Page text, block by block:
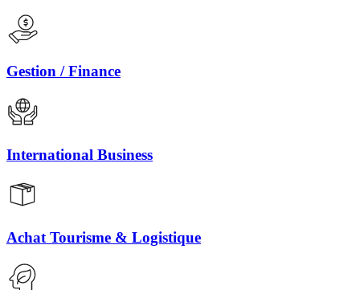
Gestion / Finance
International Business
Achat Tourisme & Logistique